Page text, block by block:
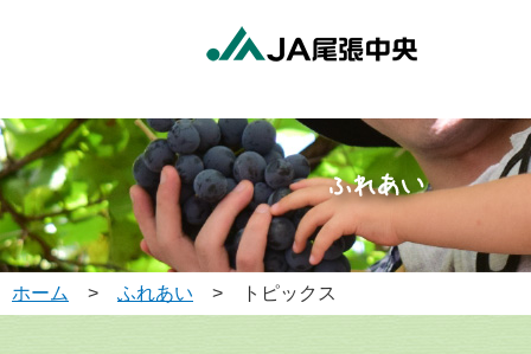
ホーム > ふれあい > トピックス